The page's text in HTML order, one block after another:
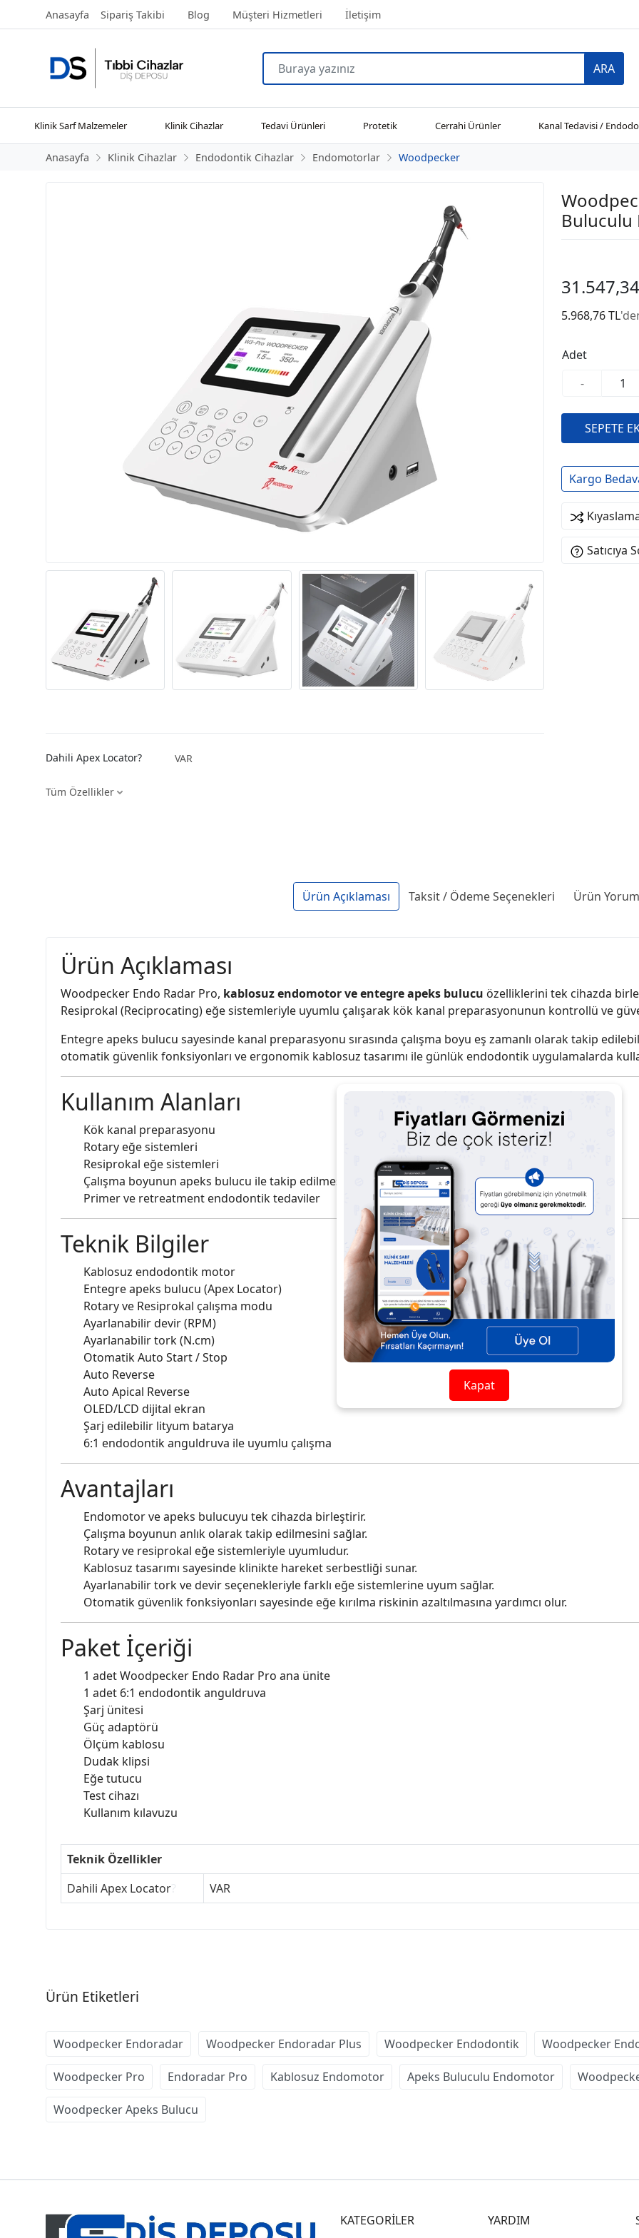
Anasayfa Sipariş Takibi Blog Müşteri Hizmetleri İletişim
ARA
Klinik Sarf Malzemeler Klinik Cihazlar Tedavi Ürünleri Protetik Cerrahi Ürünler Kanal Tedavisi /
Anasayfa Klinik Cihazlar Endodontik Cihazlar Endomotorlar Woodpecker
Dahili Apex Locator? VAR
Tüm Özellikler
Buluculu
5.968,76 TL
Adet
-
Kargo
Satıcıya
Ürün Açıklaması Taksit / Ödeme Seçenekleri Ürün
Ürün Açıklaması
Woodpecker Endo Radar Pro, kablosuz endomotor ve entegre apeks bulucu özelliklerini tek cihazda
Resiprokal (Reciprocating) eğe sistemleriyle uyumlu çalışarak kök kanal preparasyonunun kontrollü ve
Entegre apeks bulucu sayesinde kanal preparasyonu sırasında çalışma boyu eş zamanlı olarak takip
otomatik güvenlik fonksiyonları ve ergonomik kablosuz tasarımı ile günlük endodontik uygulamalarda
Kullanım Alanları
Kök kanal preparasyonu
Rotary eğe sistemleri
Resiprokal eğe sistemleri
Çalışma boyunun apeks bulucu ile takip edilmesi
Primer ve retreatment endodontik tedaviler
Teknik Bilgiler
Kablosuz endodontik motor
Entegre apeks bulucu (Apex Locator)
Rotary ve Resiprokal çalışma modu
Ayarlanabilir devir (RPM)
Ayarlanabilir tork (N.cm)
Otomatik Auto Start / Stop
Auto Reverse
Auto Apical Reverse
OLED/LCD dijital ekran
Şarj edilebilir lityum batarya
6:1 endodontik anguldruva ile uyumlu çalışma
Avantajları
Endomotor ve apeks bulucuyu tek cihazda birleştirir.
Çalışma boyunun anlık olarak takip edilmesini sağlar.
Rotary ve resiprokal eğe sistemleriyle uyumludur.
Kablosuz tasarımı sayesinde klinikte hareket serbestliği sunar.
Ayarlanabilir tork ve devir seçenekleriyle farklı eğe sistemlerine uyum sağlar.
Otomatik güvenlik fonksiyonları sayesinde eğe kırılma riskinin azaltılmasına yardımcı olur.
Paket İçeriği
1 adet Woodpecker Endo Radar Pro ana ünite
1 adet 6:1 endodontik anguldruva
Şarj ünitesi
Güç adaptörü
Ölçüm kablosu
Dudak klipsi
Eğe tutucu
Test cihazı
Kullanım kılavuzu
Teknik Özellikler
Dahili Apex Locator
VAR
Ürün Etiketleri
Woodpecker Endoradar Woodpecker Endoradar Plus Woodpecker Endodontik Woodpecker
Woodpecker Pro Endoradar Pro Kablosuz Endomotor Apeks Buluculu Endomotor
Woodpecker Apeks Bulucu
KATEGORİLER YARDIM
Kapat